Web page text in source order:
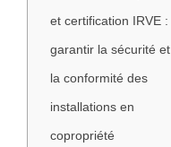
et certification IRVE :
garantir la sécurité et
la conformité des
installations en
copropriété